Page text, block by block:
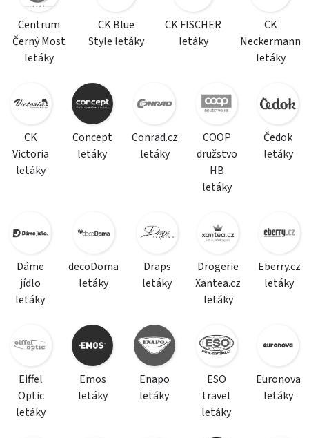
Centrum
Černý Most
letáky
CK Blue
Style letáky
CK FISCHER
letáky
CK
Neckermann
letáky
CK
Victoria
letáky
Concept
letáky
Conrad.cz
letáky
COOP
družstvo
HB
letáky
Čedok
letáky
Dáme
jídlo
letáky
decoDoma
letáky
Draps
letáky
Drogerie
Xantea.cz
letáky
Eberry.cz
letáky
Eiffel
Optic
letáky
Emos
letáky
Enapo
letáky
ESO
travel
letáky
Euronova
letáky